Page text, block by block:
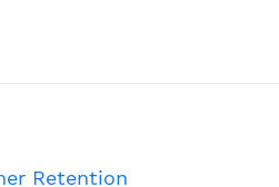
Retention